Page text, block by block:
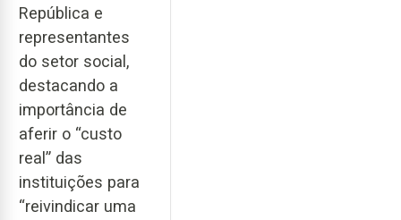
República e
representantes
do setor social,
destacando a
importância de
aferir o “custo
real” das
instituições para
“reivindicar uma